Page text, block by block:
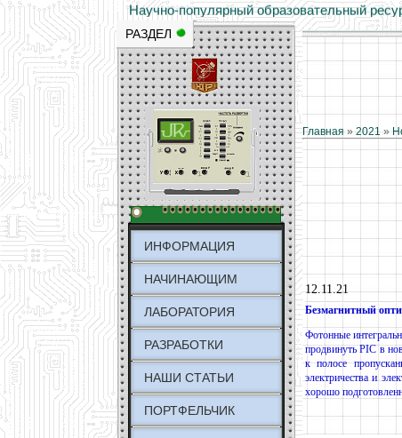
Научно-популярный образовательный
РАЗДЕЛ
ИНФОРМАЦИЯ
НАЧИНАЮЩИМ
ЛАБОРАТОРИЯ
РАЗРАБОТКИ
НАШИ СТАТЬИ
ПОРТФЕЛЬЧИК
Главная»2021 »
12.11.21
Безмагнитный
Фотонные
продвинуть PIC в
к полосе
электричества и
хорошо